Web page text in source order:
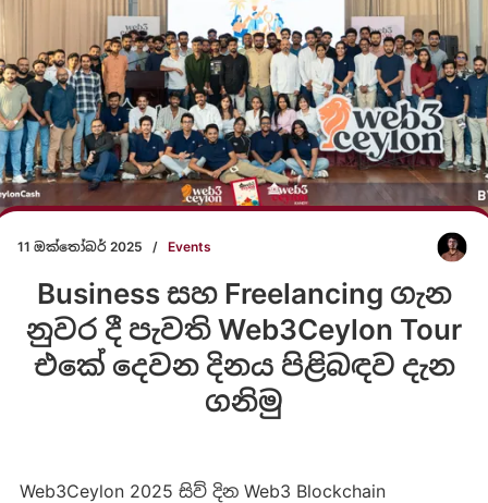
11 ඔක්තෝබර් 2025 / Events
Business සහ Freelancing ගැ​න
නුවර ​දී පැවති Web3Ceylon Tour
එකේ දෙව​න දිනය පිළිබඳව දැන
ගනි​මු
Web3Ceylon 2025 සිව් දින Web3 Blockchain